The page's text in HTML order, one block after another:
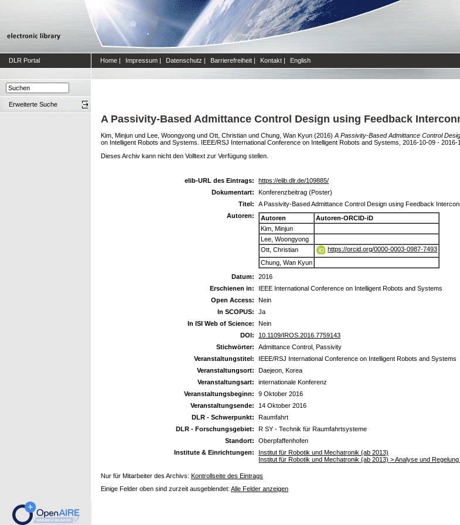
DLR Portal Home | Impressum | Datenschutz | Barrierefreiheit | Kontakt | English
Erweiterte Suche
A Passivity-Based Admittance Control Design using Feedback
Kim, Minjun und Lee, Woongyong und Ott, Christian und Chung, Wan Kyun (2016) A Passivity-Based Admittance Control
on Intelligent Robots and Systems. IEEE/RSJ International Conference on Intelligent Robots and Systems, 2016-10-09 - 2016-
Dieses Archiv kann nicht den Volltext zur Verfügung stellen.
elib-URL des Eintrags:
https://elib.dlr.de/109885/
Dokumentart:
Konferenzbeitrag (Poster)
Titel:
A Passivity-Based Admittance Control Design using Feedback
Autoren:
Autoren
Autoren-ORCID-iD
Kim, Minjun
Lee, Woongyong
Ott, Christian
https://orcid.org/0000-0003-0987-7493
Chung, Wan Kyun
Datum:
2016
Erschienen in:
IEEE International Conference on Intelligent Robots and Systems
Open Access:
Nein
In SCOPUS:
Ja
In ISI Web of Science:
Nein
DOI:
10.1109/IROS.2016.7759143
Stichwörter:
Admittance Control, Passivity
Veranstaltungstitel:
IEEE/RSJ International Conference on Intelligent Robots and Systems
Veranstaltungsort:
Daejeon, Korea
Veranstaltungsart:
internationale Konferenz
Veranstaltungsbeginn:
9 Oktober 2016
Veranstaltungsende:
14 Oktober 2016
DLR - Schwerpunkt:
Raumfahrt
DLR - Forschungsgebiet:
R SY - Technik für Raumfahrtsysteme
Standort:
Oberpfaffenhofen
Institute & Einrichtungen:
Institut für Robotik und Mechatronik (ab 2013)
Institut für Robotik und Mechatronik (ab 2013) > Analyse und
Nur für Mitarbeiter des Archivs: Kontrollseite des Eintrags
Einige Felder oben sind zurzeit ausgeblendet: Alle Felder anzeigen